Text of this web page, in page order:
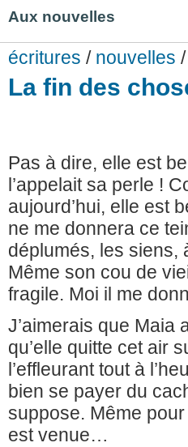
Aux nouvelles
écritures / nouvelles
La fin des
Pas à dire, elle est
l’appelait sa perle !
aujourd’hui, elle est
ne me donnera ce
déplumés, les siens,
Même son cou de
fragile. Moi il me
J’aimerais que Maia
qu’elle quitte cet air
l’effleurant tout à
bien se payer du
suppose. Même
est venue…